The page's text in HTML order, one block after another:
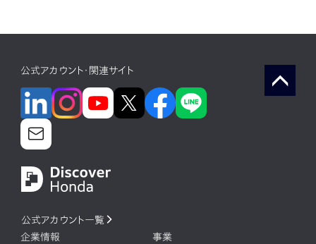
公式アカウント・関連サイト
公式アカウント一覧
企業情報
事業